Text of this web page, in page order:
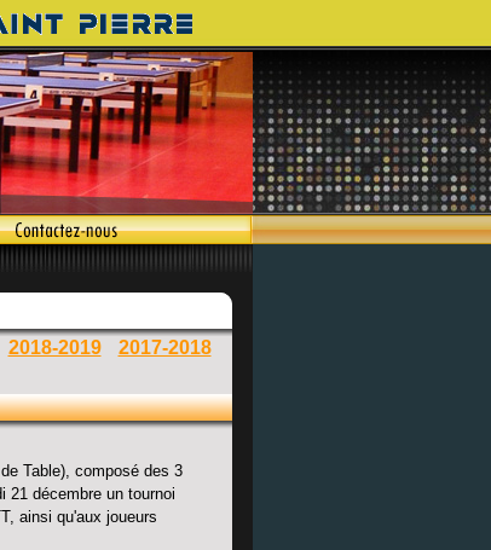
2018-2019
2017-2018
Table), composé des 3
21 décembre un tournoi
ainsi qu'aux joueurs